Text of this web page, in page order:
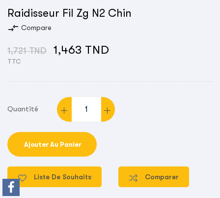
Raidisseur Fil Zg N2 Chin
compare_arrows Compare
1,721 TND 1,463 TND
TTC
Quantité
Ajouter Au Panier
Liste De Souhaits Comparer